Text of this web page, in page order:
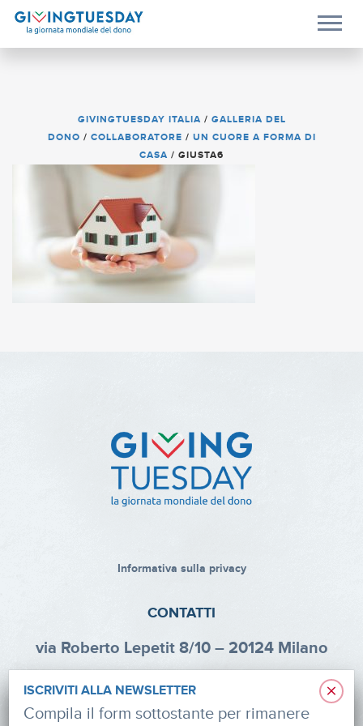
GIVINGTUESDAY ITALIA / GALLERIA DEL
DONO / COLLABORATORE / UN CUORE A FORMA DI
CASA / GIUSTA6
Informativa sulla privacy
CONTATTI
via Roberto Lepetit 8/10 – 20124 Milano
Tel: +39 02 47924880
×
ISCRIVITI ALLA NEWSLETTER
Compila il form sottostante per rimanere